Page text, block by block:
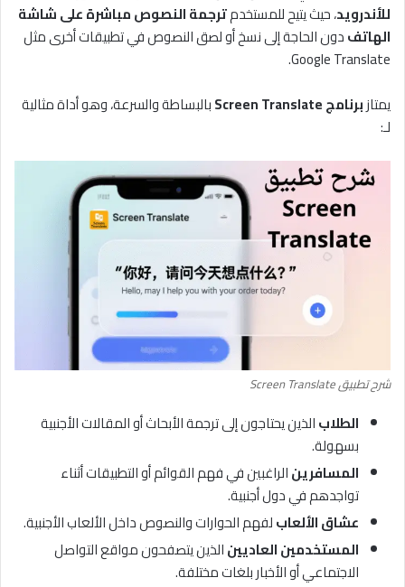
للأندرويد، حيث يتيح للمستخدمترجمة النصوص مباشرة على شاشة
الهاتفدون الحاجة إلى نسخ أو لصق النصوص في تطبيقات أخرى مثل
Google Translate.
يمتازبرنامج Screen Translate
بالبساطة والسرعة، وهو أداة مثالية
لـ:
شرح تطبيق Screen Translate
الطلابالذين يحتاجون إلى ترجمة الأبحاث أو المقالات الأجنبية
بسهولة.
المسافرينالراغبين في فهم القوائم أو التطبيقات أثناء
تواجدهم في دول أجنبية.
عشاق الألعابلفهم الحوارات والنصوص داخل الألعاب الأجنبية.
المستخدمين العاديينالذين يتصفحون مواقع التواصل
الاجتماعي أو الأخبار بلغات مختلفة.